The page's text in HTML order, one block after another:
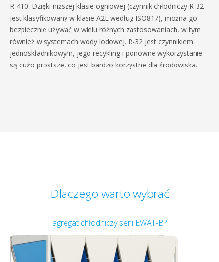
R-410. Dzięki niższej klasie ogniowej (czynnik chłodniczy R-32
jest klasyfikowany w klasie A2L według ISO817), można go
bezpiecznie używać w wielu różnych zastosowaniach, w tym
również w systemach wody lodowej. R-32 jest czynnikiem
jednoskładnikowym, jego recykling i ponowne wykorzystanie
są dużo prostsze, co jest bardzo korzystne dla środowiska.
Dlaczego warto wybrać
agregat chłodniczy serii EWAT-B?